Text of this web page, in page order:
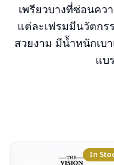
เพรียวบางที่ซ่อนคว
แต่ละเฟรมมีนวัตก
สวยงาม มีน้ำหนักเบ
แบ
In